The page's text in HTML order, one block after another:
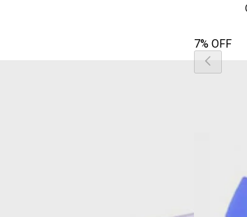
7% OFF